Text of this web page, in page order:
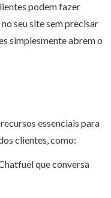
podem fazer
seu site sem precisar
simplesmente abrem o
essenciais para
clientes, como:
que conversa